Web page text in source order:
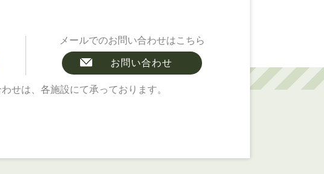
メールでのお問い合わせはこちら
お問い合わせ
せは、各施設にて承っております。